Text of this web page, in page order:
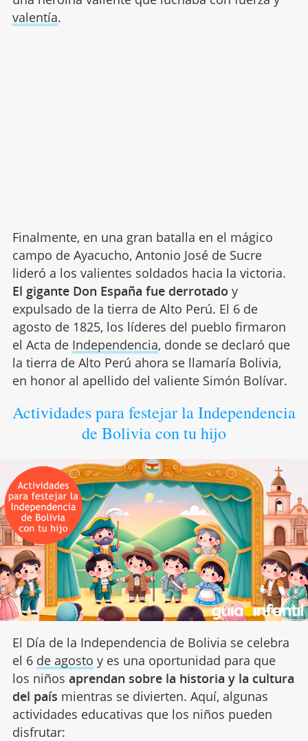
valentía.
Finalmente, en una gran batalla en el mágico
campo de Ayacucho, Antonio José de Sucre
lideró a los valientes soldados hacia la victoria.
El gigante Don España fue derrotado y
expulsado de la tierra de Alto Perú. El 6 de
agosto de 1825, los líderes del pueblo firmaron
el Acta de Independencia, donde se declaró que
la tierra de Alto Perú ahora se llamaría Bolivia,
en honor al apellido del valiente Simón Bolívar.
Actividades para festejar la Independencia
de Bolivia con tu hijo
El Día de la Independencia de Bolivia se celebra
el 6 de agosto y es una oportunidad para que
los niños aprendan sobre la historia y la cultura
del país mientras se divierten. Aquí, algunas
actividades educativas que los niños pueden
disfrutar: